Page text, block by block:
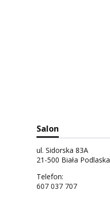
Salon
ul. Sidorska 83A
21-500 Biała Podlaska
Telefon:
607 037 707